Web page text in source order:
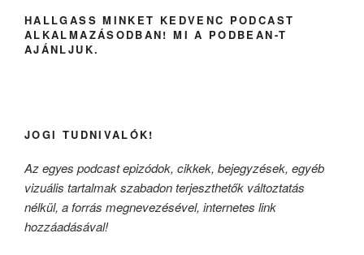
HALLGASS MINKET KEDVENC PODCAST
ALKALMAZÁSODBAN! MI A PODBEAN-T
AJÁNLJUK.
JOGI TUDNIVALÓK!
Az egyes podcast epizódok, cikkek, bejegyzések, egyéb
vizuális tartalmak szabadon terjeszthetők változtatás
nélkül, a forrás megnevezésével, internetes link
hozzáadásával!